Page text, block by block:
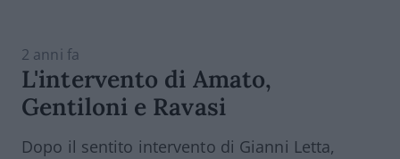
2 anni fa
L'intervento di Amato,
Gentiloni e Ravasi
Dopo il sentito intervento di Gianni Letta,